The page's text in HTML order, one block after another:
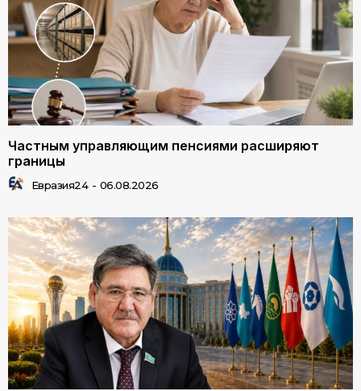
Частным управляющим пенсиями расширяют
границы
Евразия24 - 06.08.2026